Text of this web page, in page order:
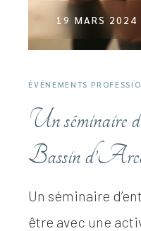
19 MARS 2024
ÉVÉNEMENTS
Un séminaire
Bassin
Un séminaire
être avec une